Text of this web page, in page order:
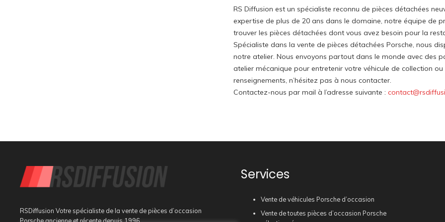
RS Diffusion est un spécialiste reconnu de pièces détachées
expertise de plus de 20 ans dans le domaine, notre équipe de
trouver les pièces détachées dont vous avez besoin pour la
Spécialiste dans la vente de pièces détachées Porsche, nous
notre atelier. Nous envoyons partout dans le monde avec des
atelier mécanique pour entretenir votre véhicule de collection
renseignements, n’hésitez pas à nous contacter.
Contactez-nous par mail à l’adresse suivante :
RSDiffusion Votre spécialiste de la vente de pièces d’occasion
Services
Vente de véhicules Porsche d’occasion
Vente de toutes pièces d’occasion Porsche